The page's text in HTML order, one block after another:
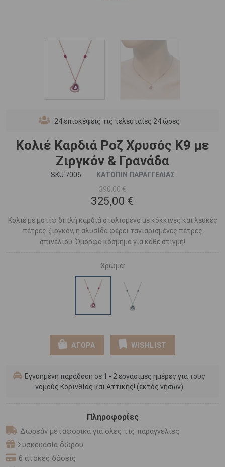
24 επισκέψεις τις τελευταίες 24 ώρες
Κολιέ Καρδιά Ροζ Χρυσός Κ9 με
Ζιργκόν & Γρανάδα
SKU 7006
ΚΑΤΟΠΙΝ ΠΑΡΑΓΓΕΛΙΑΣ
390,00 €
325,00 €
Κολιέ με μοτίφ διπλή καρδιά στολισμένο με κόκκινες και λευκές
πέτρες ζιργκόν, η αλυσίδα φέρει ταγιαρισμένες πέτρες
σπινέλιου. Όμορφο κόσμημα για κάθε στιγμή!
Χρώμα:
ΑΓΟΡΑ WISHLIST
Εγγυημένη παράδοση σε 1 - 2 εργάσιμες ημέρες για τους
νομούς Κορινθίας και Αττικής! (εκτός νήσων)
Πληροφορίες
Δωρεάν μεταφορικά για όλες τις παραγγελίες
Συσκευασία δώρου
6 άτοκες δόσεις